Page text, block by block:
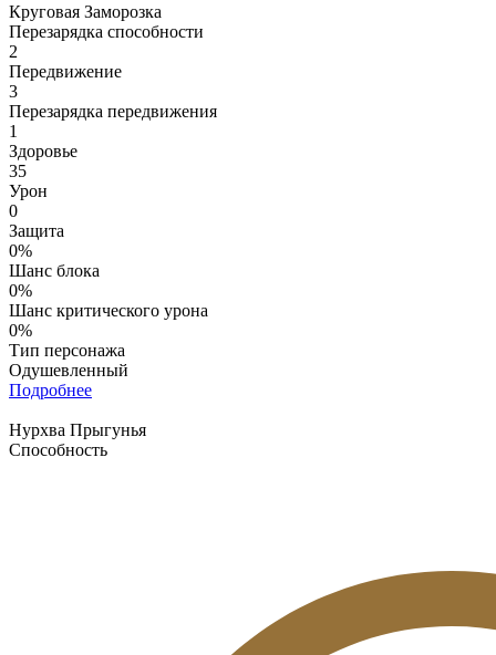
Круговая Заморозка
Перезарядка способности
2
Передвижение
3
Перезарядка передвижения
1
Здоровье
35
Урон
0
Защита
0%
Шанс блока
0%
Шанс критического урона
0%
Тип персонажа
Одушевленный
Подробнее
Нурхва Прыгунья
Способность